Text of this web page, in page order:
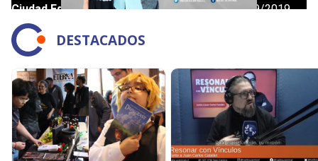
DESTACADOS